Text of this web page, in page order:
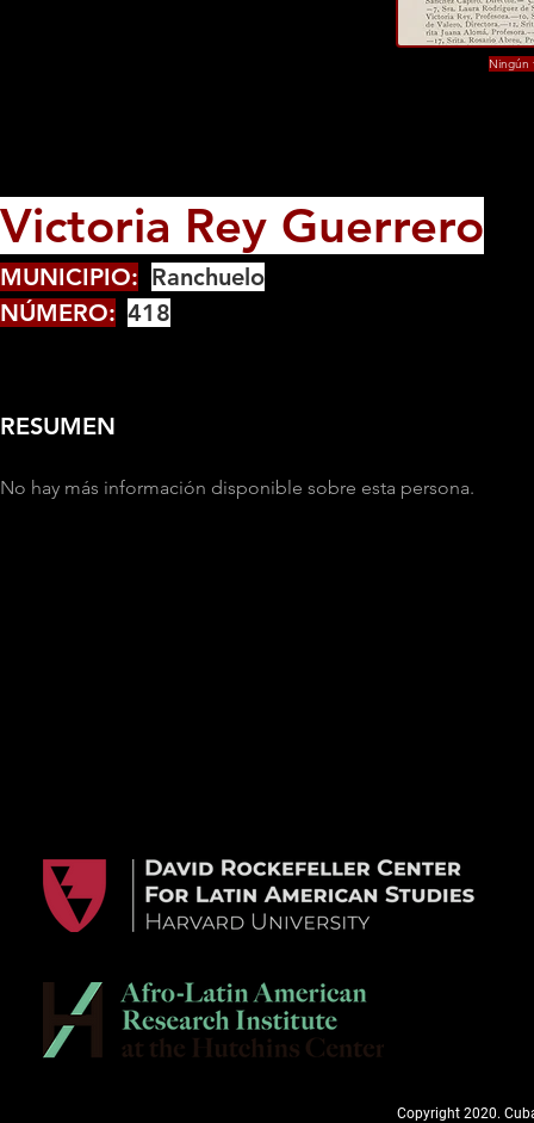
Ningún
Victoria Rey Guerrero
MUNICIPIO: Ranchuelo
NÚMERO: 418
RESUMEN
No hay más información disponible sobre esta persona.
Copyright 2020.